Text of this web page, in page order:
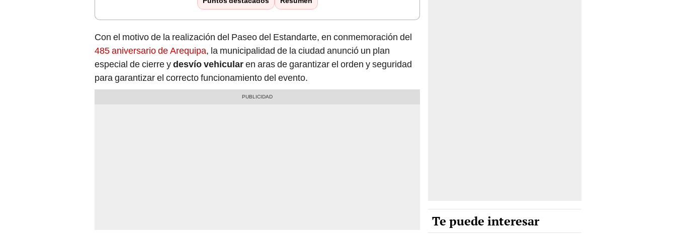
Con el motivo de la realización del Paseo del Estandarte, en conmemoración del
485 aniversario de Arequipa, la municipalidad de la ciudad anunció un plan
especial de cierre ydesvío vehicularen aras de garantizar el orden y seguridad
para garantizar el correcto funcionamiento del evento.
Te puede interesar